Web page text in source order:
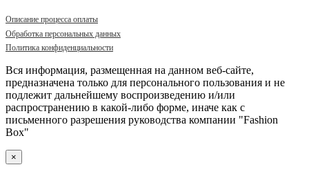
Описание процесса оплаты
Обработка персональных данных
Политика конфиденциальности
Вся информация, размещенная на данном веб-сайте,
предназначена только для персонального пользования и не
подлежит дальнейшему воспроизведению и/или
распространению в какой-либо форме, иначе как с
письменного разрешения руководства компании "Fashion
Box"
×